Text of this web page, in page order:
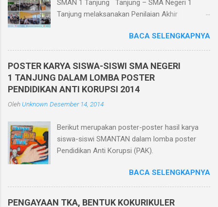
SMAN 1 Tanjung Tanjung – SMA Negeri 1
Tanjung melaksanakan Penilaian Akhir
teknologi informatika pada tanggal 1 - 6
Desember 2025. Penilaian Akhir Semester
Berbasis Teknologi Informatika ini diikuti oleh
seluruh siswa kelas X, XI, dan XII di kelasnya
masing-masing yang berjumlah 30 ruang.
Teknologi Informatika ini dilaksanakan dalam
peserta ujian menggunakan HP. Dan bagi siswa
yang tidak memiliki HP sekolah memfasilitasi
dengan menggunakan komputer di ruang
Penilaian Akhir Semester berbasis teknologi
informatika memiliki beberapa keunggulan
diantaranya efisiensi biaya karena menghemat
BACA SELENGKAPNYA
POSTER KARYA SISWA-SISWI SMA NEGERI
1 TANJUNG DALAM LOMBA POSTER
PENDIDIKAN ANTI KORUPSI 2014
OlehUnknown Desember 14, 2014
Berikut merupakan poster-poster hasil karya
siswa-siswi SMANTAN dalam lomba poster
Pendidikan Anti Korupsi (PAK).
BACA SELENGKAPNYA
PENGAYAAN TKA, BENTUK KOKURIKULER